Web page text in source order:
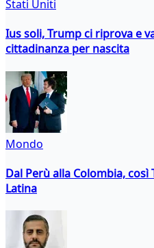
Stati Uniti
Ius soli, Trump ci riprova e
cittadinanza per nascita
Mondo
Dal Perù alla Colombia,
Latina